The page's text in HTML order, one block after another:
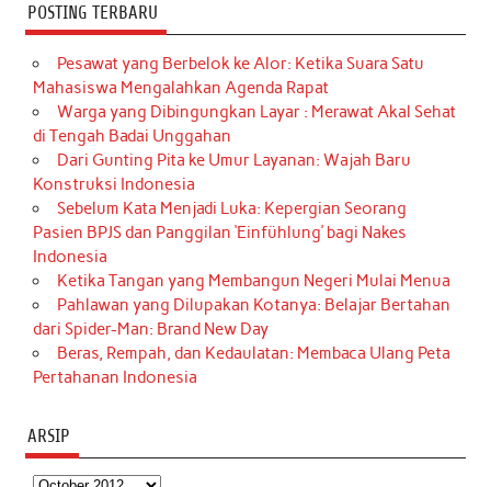
POSTING TERBARU
Pesawat yang Berbelok ke Alor: Ketika Suara Satu
Mahasiswa Mengalahkan Agenda Rapat
Warga yang Dibingungkan Layar : Merawat Akal Sehat
di Tengah Badai Unggahan
Dari Gunting Pita ke Umur Layanan: Wajah Baru
Konstruksi Indonesia
Sebelum Kata Menjadi Luka: Kepergian Seorang
Pasien BPJS dan Panggilan ‘Einfühlung’ bagi Nakes
Indonesia
Ketika Tangan yang Membangun Negeri Mulai Menua
Pahlawan yang Dilupakan Kotanya: Belajar Bertahan
dari Spider-Man: Brand New Day
Beras, Rempah, dan Kedaulatan: Membaca Ulang Peta
Pertahanan Indonesia
ARSIP
Arsip